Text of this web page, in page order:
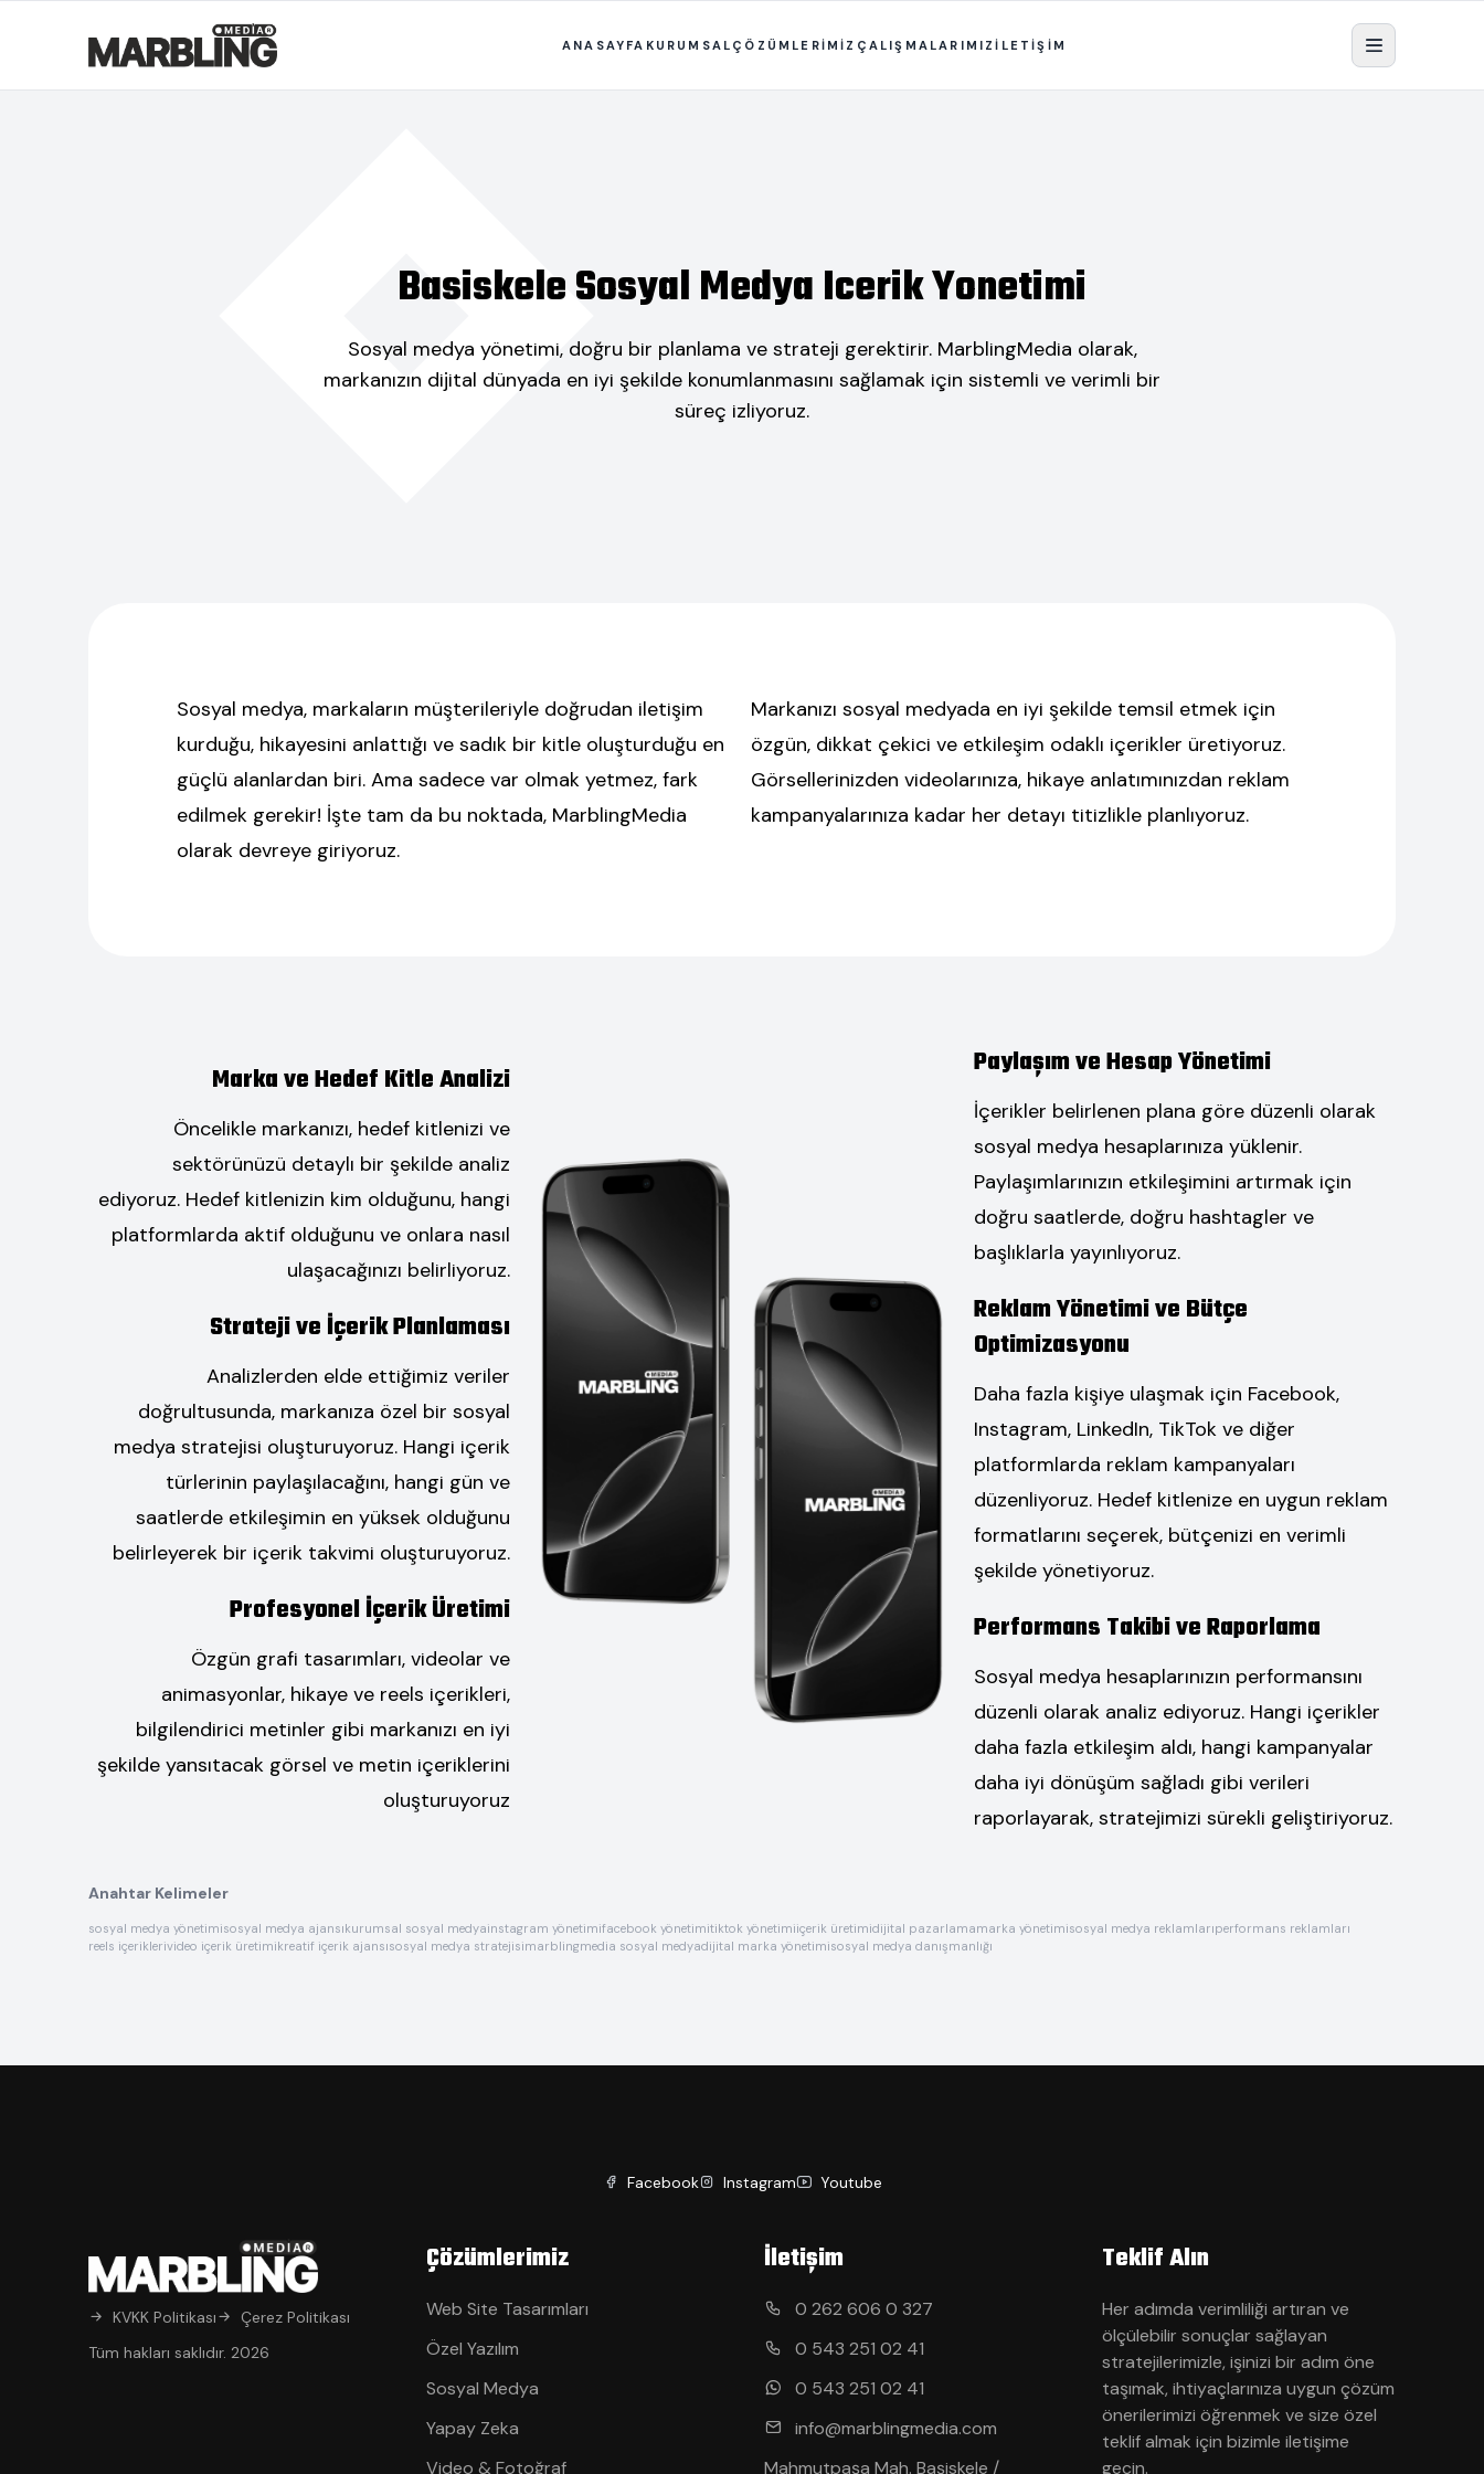
ANASAYFA KURUMSAL ÇÖZÜMLERİMİZ ÇALIŞMALARIMIZİLETİŞİM
Basiskele Sosyal Medya Icerik Yonetimi
Sosyal medya yönetimi, doğru bir planlama ve strateji gerektirir. MarblingMedia olarak,
markanızın dijital dünyada en iyi şekilde konumlanmasını sağlamak için sistemli ve verimli bir
süreç izliyoruz.
Sosyal medya, markaların müşterileriyle doğrudan iletişim
kurduğu, hikayesini anlattığı ve sadık bir kitle oluşturduğu en
güçlü alanlardan biri. Ama sadece var olmak yetmez, fark
edilmek gerekir! İşte tam da bu noktada, MarblingMedia
olarak devreye giriyoruz.
Markanızı sosyal medyada en iyi şekilde temsil etmek için
özgün, dikkat çekici ve etkileşim odaklı içerikler üretiyoruz.
Görsellerinizden videolarınıza, hikaye anlatımınızdan reklam
kampanyalarınıza kadar her detayı titizlikle planlıyoruz.
Marka ve Hedef Kitle Analizi
Öncelikle markanızı, hedef kitlenizi ve
sektörünüzü detaylı bir şekilde analiz
ediyoruz. Hedef kitlenizin kim olduğunu, hangi
platformlarda aktif olduğunu ve onlara nasıl
ulaşacağınızı belirliyoruz.
Strateji ve İçerik Planlaması
Analizlerden elde ettiğimiz veriler
doğrultusunda, markanıza özel bir sosyal
medya stratejisi oluşturuyoruz. Hangi içerik
türlerinin paylaşılacağını, hangi gün ve
saatlerde etkileşimin en yüksek olduğunu
belirleyerek bir içerik takvimi oluşturuyoruz.
Profesyonel İçerik Üretimi
Özgün grafi tasarımları, videolar ve
animasyonlar, hikaye ve reels içerikleri,
bilgilendirici metinler gibi markanızı en iyi
şekilde yansıtacak görsel ve metin içeriklerini
oluşturuyoruz
Paylaşım ve Hesap Yönetimi
İçerikler belirlenen plana göre düzenli olarak
sosyal medya hesaplarınıza yüklenir.
Paylaşımlarınızın etkileşimini artırmak için
doğru saatlerde, doğru hashtagler ve
başlıklarla yayınlıyoruz.
Reklam Yönetimi ve Bütçe
Optimizasyonu
Daha fazla kişiye ulaşmak için Facebook,
Instagram, LinkedIn, TikTok ve diğer
platformlarda reklam kampanyaları
düzenliyoruz. Hedef kitlenize en uygun reklam
formatlarını seçerek, bütçenizi en verimli
şekilde yönetiyoruz.
Performans Takibi ve Raporlama
Sosyal medya hesaplarınızın performansını
düzenli olarak analiz ediyoruz. Hangi içerikler
daha fazla etkileşim aldı, hangi kampanyalar
daha iyi dönüşüm sağladı gibi verileri
raporlayarak, stratejimizi sürekli geliştiriyoruz.
Anahtar Kelimeler
sosyal medya yönetimisosyal medya ajansıkurumsal sosyal medyainstagram yönetimifacebook yönetimitiktok yönetimiiçerik üretimidijital pazarlamamarka yönetimisosyal medya reklamlarıperformans reklamları
reels içeriklerivideo içerik üretimikreatif içerik ajansısosyal medya stratejisimarblingmedia sosyal medyadijital marka yönetimisosyal medya danışmanlığı
Facebook Instagram Youtube
KVKK Politikası
Çerez Politikası
Tüm hakları saklıdır. 2026
Çözümlerimiz
Web Site Tasarımları
Özel Yazılım
Sosyal Medya
Yapay Zeka
Video & Fotoğraf
İletişim
0 262 606 0 327
0 543 251 02 41
0 543 251 02 41
info@marblingmedia.com
Mahmutpaşa Mah. Başiskele /
Teklif Alın
Her adımda verimliliği artıran ve
ölçülebilir sonuçlar sağlayan
stratejilerimizle, işinizi bir adım öne
taşımak, ihtiyaçlarınıza uygun çözüm
önerilerimizi öğrenmek ve size özel
teklif almak için bizimle iletişime
geçin.